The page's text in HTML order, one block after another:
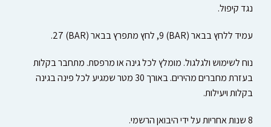
נגד קיפול.
עמיד ללחץ בבאר (BAR) 9, לחץ מתפרץ בבאר (BAR) 27.
נוח לשימוש ולגלגול. מומלץ לכל גינה או מרפסת. מתחבר בקלות
בעזרת מחברים מהירים. באורך 30 מטר שמגיע לכל פינה בגינה
בקלות ויעילות.
8 שנות אחריות על ידי היבואן הרשמי.